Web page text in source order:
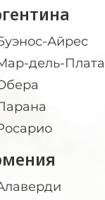
Айрес
дель-Плата